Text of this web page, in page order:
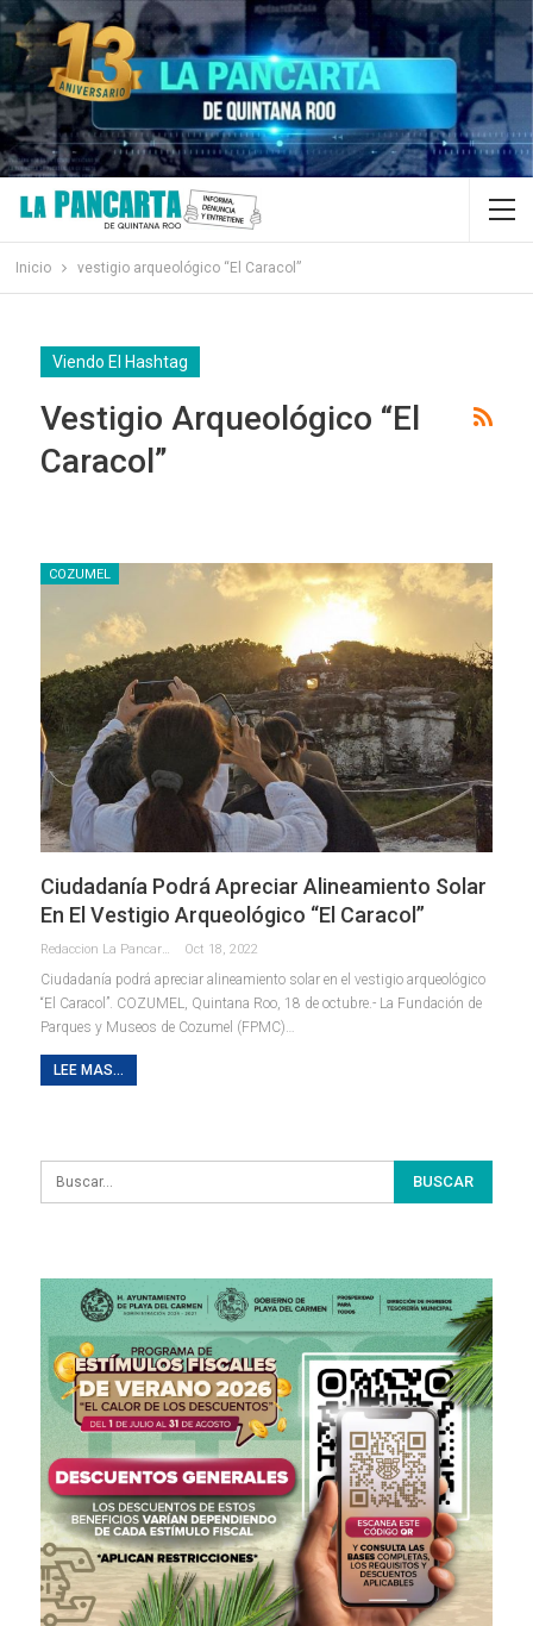
Inicio vestigio arqueológico “El Caracol”
Viendo El Hashtag
Vestigio Arqueológico “El
Caracol”
COZUMEL
Ciudadanía Podrá Apreciar Alineamiento Solar
En El Vestigio Arqueológico “El Caracol”
Redaccion La Pancarta De Quintana Roo Oct 18, 2022
Ciudadanía podrá apreciar alineamiento solar en el vestigio arqueológico
“El Caracol”. COZUMEL, Quintana Roo, 18 de octubre.- La Fundación de
Parques y Museos de Cozumel (FPMC)…
LEE MAS...